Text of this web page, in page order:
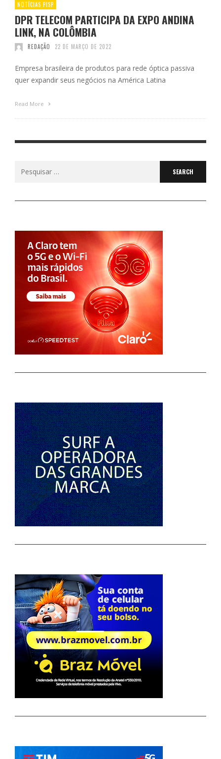
NOTÍCIAS PISP
DPR TELECOM PARTICIPA DA EXPO ANDINA
LINK, NA COLÔMBIA
REDAÇÃO 22 DE MARÇO DE 2022
Empresa brasileira de produtos para rede óptica passiva
quer expandir seus negócios na América Latina
Read More